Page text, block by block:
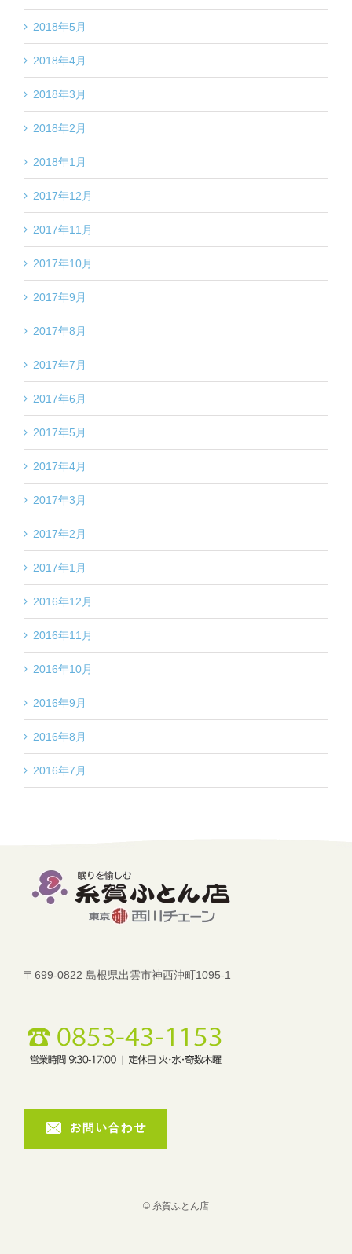
2018年5月
2018年4月
2018年3月
2018年2月
2018年1月
2017年12月
2017年11月
2017年10月
2017年9月
2017年8月
2017年7月
2017年6月
2017年5月
2017年4月
2017年3月
2017年2月
2017年1月
2016年12月
2016年11月
2016年10月
2016年9月
2016年8月
2016年7月
〒699-0822 島根県出雲市神西沖町1095-1
© 糸賀ふとん店